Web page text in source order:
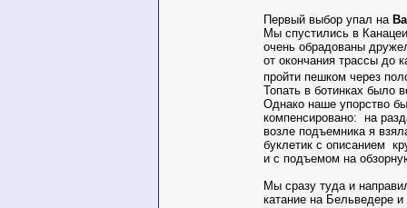
Первый выбор упал на
Мы спустились в
очень обрадованы
от окончания трассы до
пройти пешком через
Топать в ботинках было
Однако наше упорство
компенсировано: на
возле подъемника я
буклетик с описанием
и с подъемом на
Мы сразу туда и
катание на Бельведере